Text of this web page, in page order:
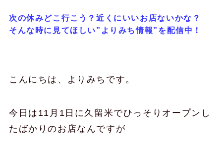
次の休みどこ行こう？近くにいいお店ないかな？
そんな時に見てほしい”よりみち情報”を配信中！
こんにちは、よりみちです。
今日は11月1日に久留米でひっそりオープンし
たばかりのお店なんですが